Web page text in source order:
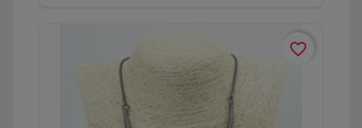
favorite_border